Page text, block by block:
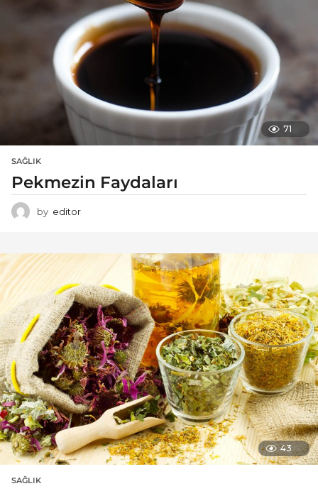
71
SAĞLIK
Pekmezin Faydaları
by editor
43
SAĞLIK